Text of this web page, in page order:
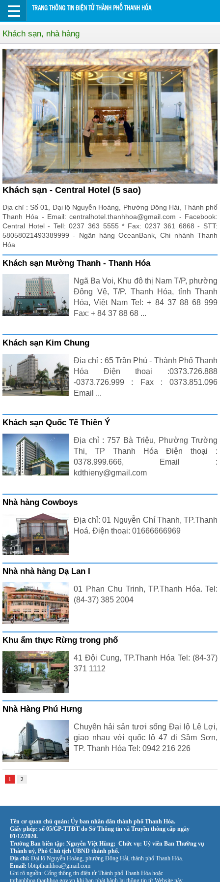
TRANG THÔNG TIN ĐIỆN TỬ THÀNH PHỐ THANH HÓA
Khách sạn, nhà hàng
Khách sạn - Central Hotel (5 sao)
Địa chỉ : Số 01, Đại lộ Nguyễn Hoàng, Phường Đông Hải, Thành phố
Thanh Hóa - Email: centralhotel.thanhhoa@gmail.com - Facebook:
Central Hotel - Tell: 0237 363 5555 * Fax: 0237 361 6868 - STT:
58058021493389999 - Ngân hàng OceanBank, Chi nhánh Thanh
Hóa
Khách sạn Mường Thanh - Thanh Hóa
Ngã Ba Voi, Khu đô thị Nam T/P, phường
Đông Vệ, T/P. Thanh Hóa, tỉnh Thanh
Hóa, Việt Nam Tel: + 84 37 88 68 999
Fax: + 84 37 88 68 ...
Khách sạn Kim Chung
Địa chỉ : 65 Trần Phú - Thành Phố Thanh
Hóa Điện thoại :0373.726.888
-0373.726.999 : Fax : 0373.851.096
Email ...
Khách sạn Quốc Tế Thiên Ý
Địa chỉ : 757 Bà Triệu, Phường Trường
Thi, TP Thanh Hóa Điện thoại :
0378.999.666, Email :
kdthieny@gmail.com
Nhà hàng Cowboys
Địa chỉ: 01 Nguyễn Chí Thanh, TP.Thanh
Hoá. Điện thoại: 01666666969
Nhà nhà hàng Dạ Lan I
01 Phan Chu Trinh, TP.Thanh Hóa. Tel:
(84-37) 385 2004
Khu ẩm thực Rừng trong phố
41 Đội Cung, TP.Thanh Hóa Tel: (84-37)
371 1112
Nhà Hàng Phú Hưng
Chuyên hải sản tươi sống Đại lộ Lê Lợi,
giao nhau với quốc lộ 47 đi Sầm Sơn,
TP. Thanh Hóa Tel: 0942 216 226
1 2
Tên cơ quan chủ quản: Ủy ban nhân dân thành phố Thanh Hóa.
Giấy phép: số 05/GP-TTĐT do Sở Thông tin và Truyền thông cấp ngày
01/12/2020.
Trưởng Ban biên tập: Nguyễn Việt Hùng; Chức vụ: Uỷ viên Ban Thường vụ
Thành uỷ, Phó Chủ tịch UBND thành phố.
Địa chỉ: Đại lộ Nguyễn Hoàng, phường Đông Hải, thành phố Thanh Hóa.
Email: bbttpthanhhoa@gmail.com
Ghi rõ nguồn: Cổng thông tin điện tử Thành phố Thanh Hóa hoặc
tpthanhhoa.thanhhoa.gov.vn khi bạn phát hành lại thông tin từ Website này.